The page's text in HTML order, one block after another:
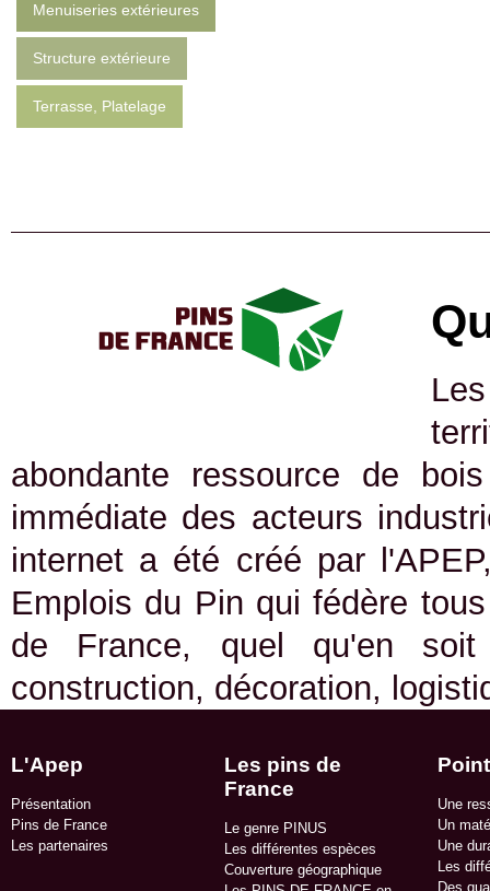
Menuiseries extérieures
Structure extérieure
Terrasse, Platelage
abondante ressource de
immédiate des acteurs
internet a été créé par
Emplois du Pin qui fédère
de France, quel qu'en soit
construction, décoration,
L'Apep
Présentation
Pins de France
Les partenaires
Les pins de
France
Le genre PINUS
Les différentes espèces
Couverture géographique
Une
Un
Une
Les
Des